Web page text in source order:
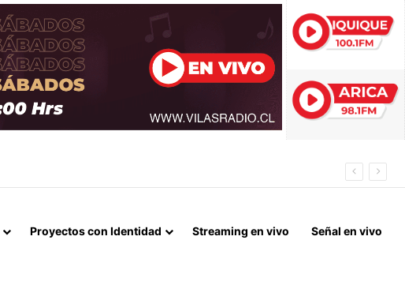
Proyectos con Identidad Streaming en vivo Señal en vivo